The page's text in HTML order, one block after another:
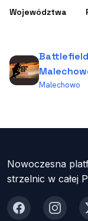
Województwa
Battlefield
Malechowo
Nowoczesna
strzelnic w całej
Facebook